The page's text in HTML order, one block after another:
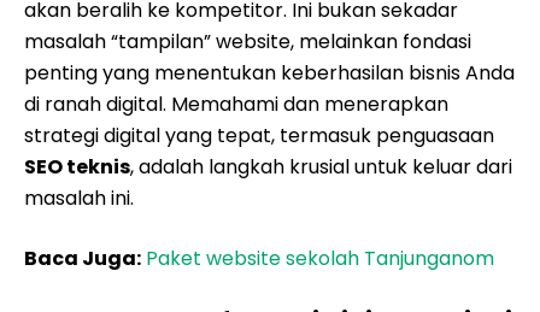
akan beralih ke kompetitor. Ini bukan sekadar
masalah “tampilan” website, melainkan fondasi
penting yang menentukan keberhasilan bisnis Anda
di ranah digital. Memahami dan menerapkan
strategi digital yang tepat, termasuk penguasaan
SEO teknis, adalah langkah krusial untuk keluar dari
masalah ini.
Baca Juga: Paket website sekolah Tanjunganom